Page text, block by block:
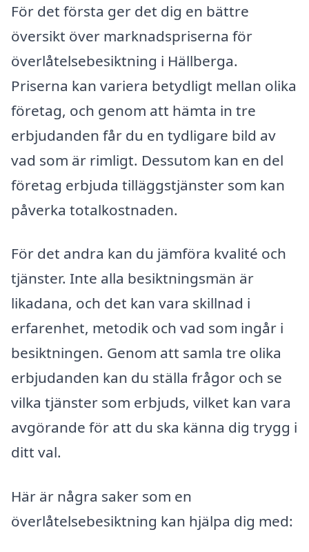
För det första ger det dig en bättre
översikt över marknadspriserna för
överlåtelsebesiktning i Hällberga.
Priserna kan variera betydligt mellan olika
företag, och genom att hämta in tre
erbjudanden får du en tydligare bild av
vad som är rimligt. Dessutom kan en del
företag erbjuda tilläggstjänster som kan
påverka totalkostnaden.
För det andra kan du jämföra kvalité och
tjänster. Inte alla besiktningsmän är
likadana, och det kan vara skillnad i
erfarenhet, metodik och vad som ingår i
besiktningen. Genom att samla tre olika
erbjudanden kan du ställa frågor och se
vilka tjänster som erbjuds, vilket kan vara
avgörande för att du ska känna dig trygg i
ditt val.
Här är några saker som en
överlåtelsebesiktning kan hjälpa dig med: